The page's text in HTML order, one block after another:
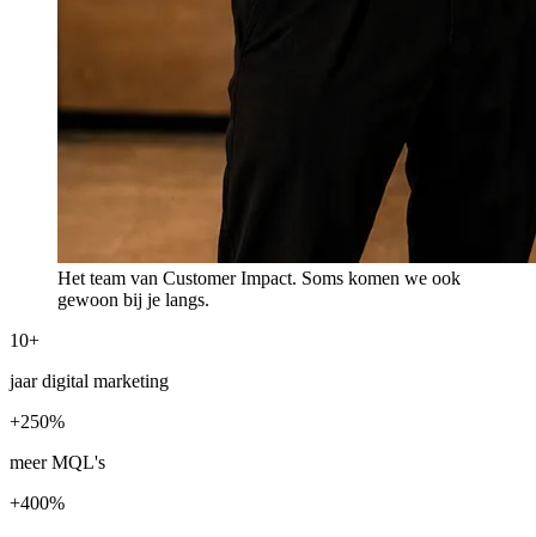
Het team van Customer Impact. Soms komen we ook
gewoon bij je langs.
10+
jaar digital marketing
+250%
meer MQL's
+400%